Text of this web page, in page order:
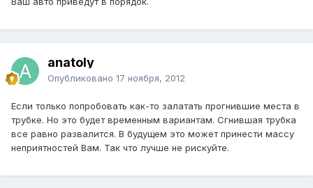
anatoly
Опубликовано 17 ноября, 2012
Если только попробовать как-то залатать прогнившие места в
трубке. Но это будет временным вариантам. Сгнившая трубка
все равно развалится. В будущем это может принести массу
неприятностей Вам. Так что лучше не рискуйте.